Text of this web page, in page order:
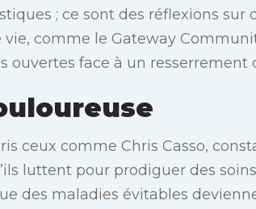
; ce sont des réflexions sur
comme le Gateway
ouvertes face à un resserrement
ceux comme Chris Casso,
luttent pour prodiguer des
des maladies évitables